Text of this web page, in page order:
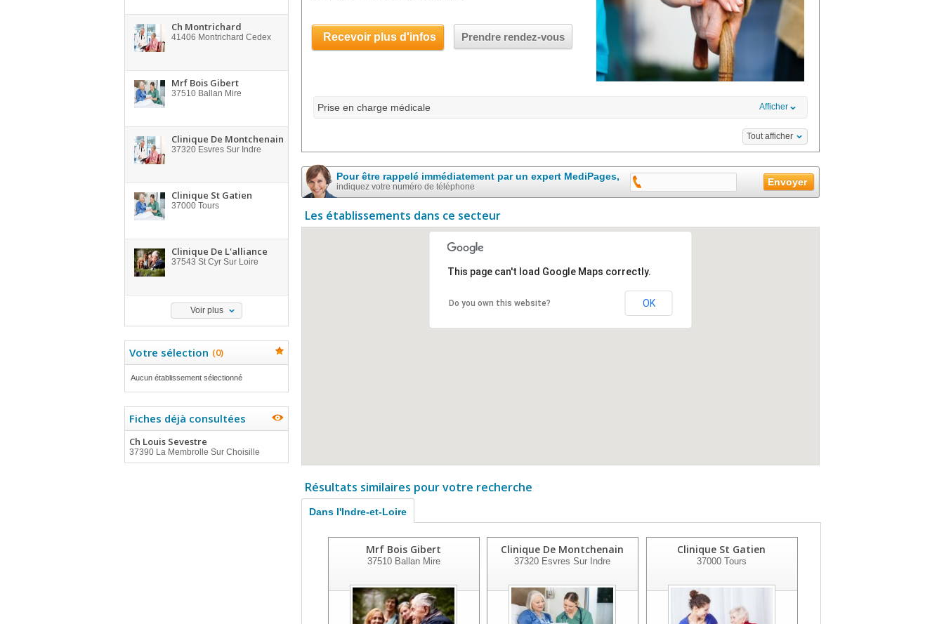
Ch Montrichard
41406 Montrichard Cedex
Mrf Bois Gibert
37510 Ballan Mire
Clinique De Montchenain
37320 Esvres Sur Indre
Clinique St Gatien
37000 Tours
Clinique De L'alliance
37543 St Cyr Sur Loire
Voir plus
Votre sélection (0)
Aucun établissement sélectionné
Fiches déjà consultées
Ch Louis Sevestre
37390 La Membrolle Sur Choisille
Recevoir plus d'infos Prendre rendez-vous
Prise en charge médicale Afficher
Tout afficher
Pour être rappelé immédiatement par un expert MediPages,
indiquez votre numéro de téléphone
Les établissements dans ce secteur
This page can't load Google Maps correctly.
Do you own this website? OK
Résultats similaires pour votre recherche
Dans l'Indre-et-Loire
Mrf Bois Gibert
37510Ballan Mire
Clinique De Montchenain
37320 Esvres Sur Indre
Clinique St Gatien
37000Tours